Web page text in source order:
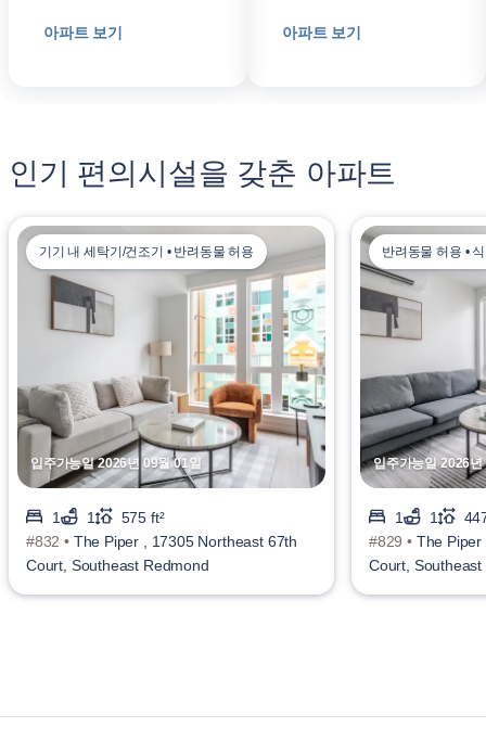
아파트 보기 아파트 보기
인기 편의시설을 갖춘 아파트
입주가능일 2026년 09월 01일
기기 내 세탁기/건조기 • 반려동물 허용
1 1
575 ft²
#832 • The Piper , 17305 Northeast 67th
Court, Southeast Redmond
입주가능일 2026
반려동물 허용 •
1 1
#829 • The
Court,